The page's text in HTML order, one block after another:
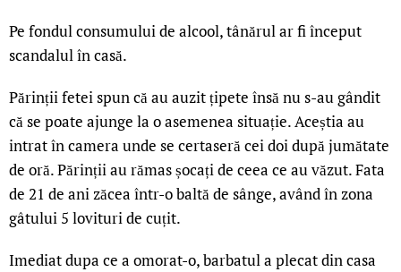
Pe fondul consumului de alcool, tânărul ar fi început
scandalul în casă.
Părinții fetei spun că au auzit țipete însă nu s-au gândit
că se poate ajunge la o asemenea situație. Aceștia au
intrat în camera unde se certaseră cei doi după jumătate
de oră. Părinții au rămas șocați de ceea ce au văzut. Fata
de 21 de ani zăcea într-o baltă de sânge, având în zona
gâtului 5 lovituri de cuțit.
Imediat dupa ce a omorat-o, barbatul a plecat din casa